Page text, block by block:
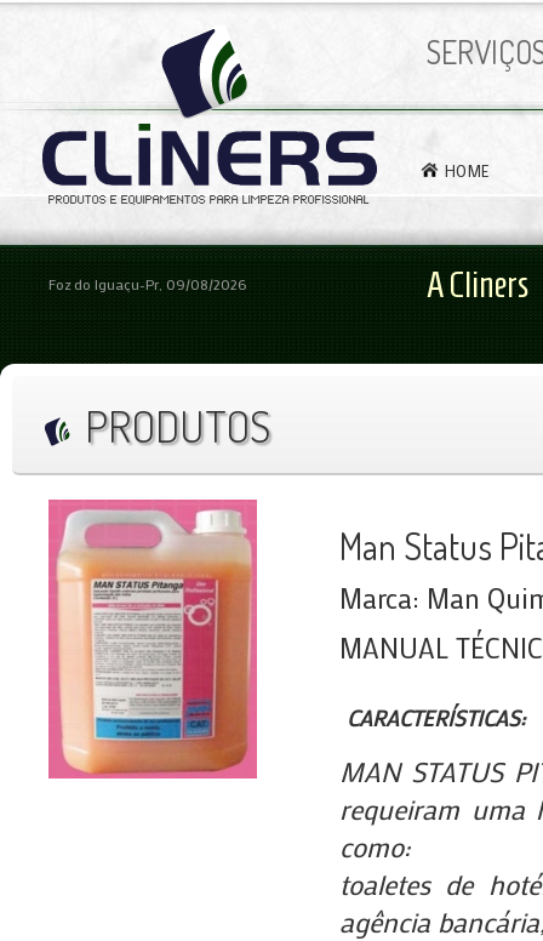
HOME
Foz do Iguaçu-Pr, 09/08/2026 A Cliners
PRODUTOS
Man Status
Marca: Man
MANUAL
CARACTERÍSTICAS:
MAN STATUS
requeiram uma
como:
toaletes de
agência